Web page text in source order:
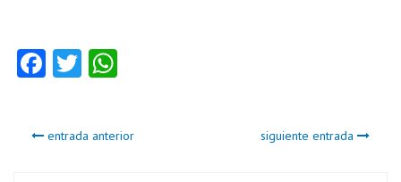
Fa
o
T
er A
entrada anterior siguiente entrada